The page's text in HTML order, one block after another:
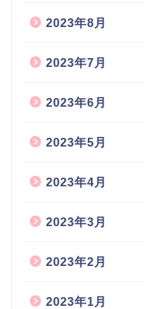
2023年8月
2023年7月
2023年6月
2023年5月
2023年4月
2023年3月
2023年2月
2023年1月